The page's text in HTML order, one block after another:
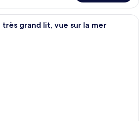
Literie de qualité, minibar, coffre-
très grand lit, vue sur la mer